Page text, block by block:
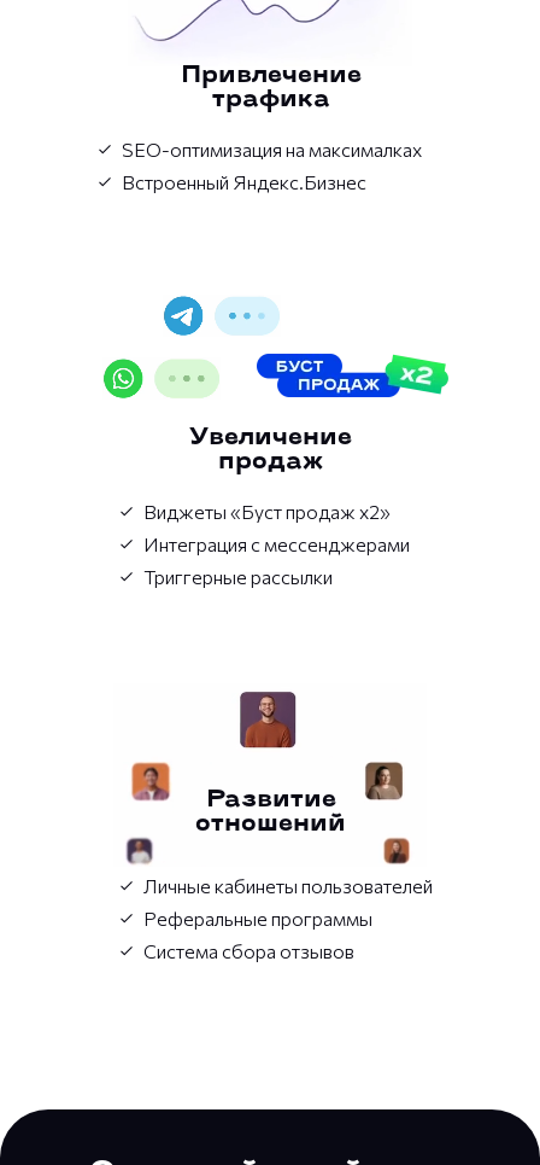
Привлечение
трафика
Увеличение
продаж
Развитие
отношений
SEO-оптимизация на максималках
Встроенный Яндекс.Бизнес
Виджеты «Буст продаж х2»
Интеграция с мессенджерами
Триггерные рассылки
Личные кабинеты пользователей
Реферальные программы
Система сбора отзывов